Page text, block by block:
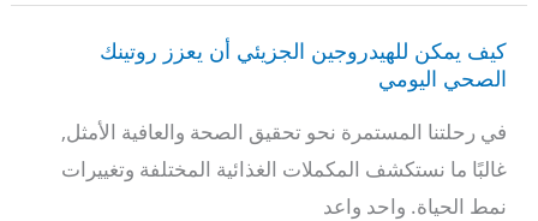
كيف يمكن للهيدروجين الجزيئي أن يعزز روتينك
الصحي اليومي
في رحلتنا المستمرة نحو تحقيق الصحة والعافية الأمثل,
غالبًا ما نستكشف المكملات الغذائية المختلفة وتغييرات
نمط الحياة. واحد واعد
كيف
يمكن
للهيدروجين
الجزيئي
يعزز
روتينك
الصحي
اليومي